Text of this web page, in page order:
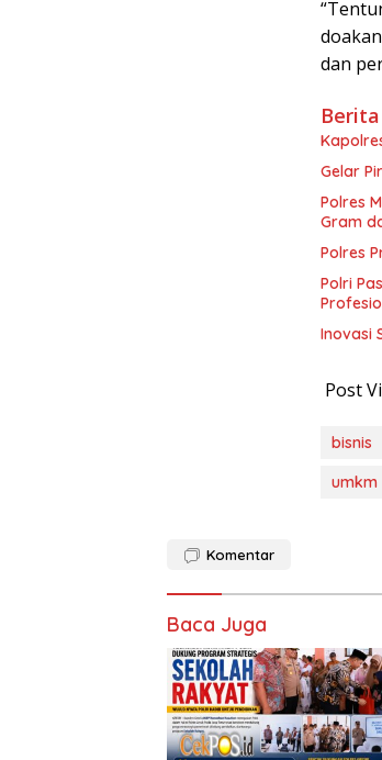
dan
Gelar
Polres
Gram
Polres
Polri
Inovasi
Post
bisnis
umkm
Komentar
Baca Juga